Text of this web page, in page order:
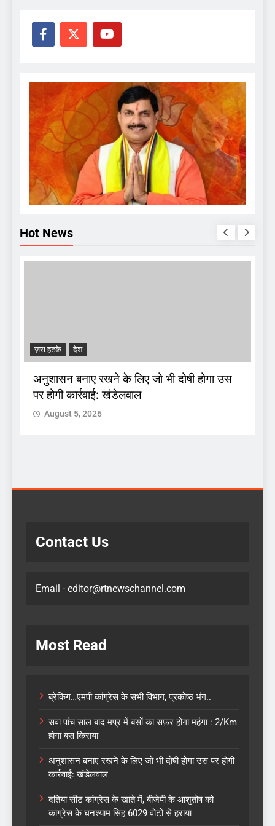
Hot News
ज़रा हटके देश
अनुशासन बनाए रखने के लिए जो भी दोषी होगा उस
पर होगी कार्रवाई: खंडेलवाल
August 5, 2026
Contact Us
Email - editor@rtnewschannel.com
Most Read
ब्रेकिंग…एमपी कांग्रेस के सभी विभाग, प्रकोष्ठ भंग..
सवा पांच साल बाद मप्र में बसों का सफ़र होगा महंगा : 2/Km
होगा बस किराया
अनुशासन बनाए रखने के लिए जो भी दोषी होगा उस पर होगी
कार्रवाई: खंडेलवाल
दतिया सीट कांग्रेस के खाते में, बीजेपी के आशुतोष को
कांग्रेस के घनश्याम सिंह 6029 वोटों से हराया